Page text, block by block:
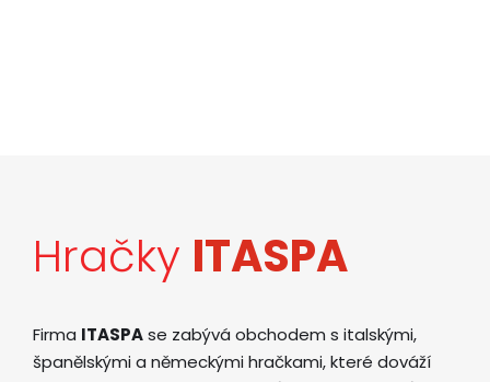
Hračky ITASPA
Firma ITASPAse zabývá obchodem s italskými,
španělskými a německými hračkami, které dováží